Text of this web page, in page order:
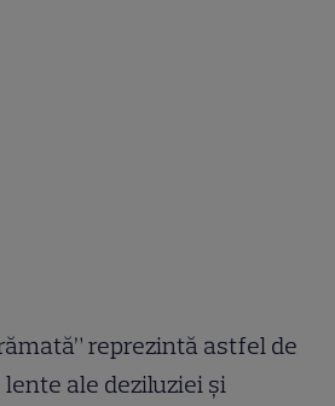
reprezintă astfel de
ale deziluziei și